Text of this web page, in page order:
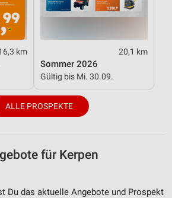
km 20,1 km
Sommer 2026
Gültig bis Mi. 30.09.
ALLE PROSPEKTE
für Kerpen
Du das aktuelle Angebote und Prospekt